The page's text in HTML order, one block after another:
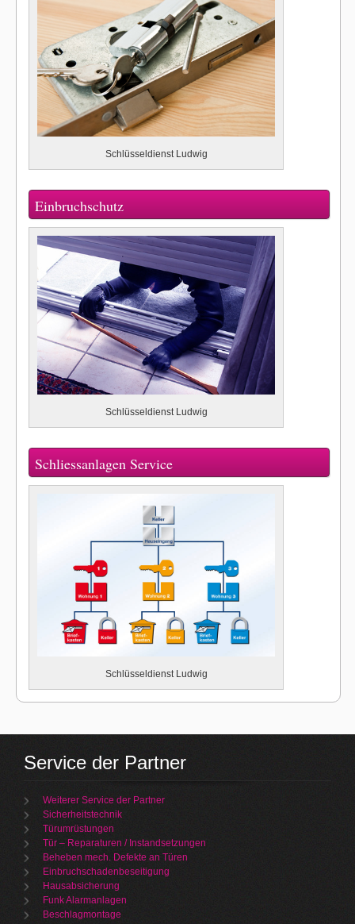
Schlüsseldienst Ludwig
Einbruchschutz
Schlüsseldienst Ludwig
Schliessanlagen Service
Schlüsseldienst Ludwig
Service der Partner
Weiterer Service der Partner
Sicherheitstechnik
Türumrüstungen
Tür – Reparaturen / Instandsetzungen
Beheben mech. Defekte an Türen
Einbruchschadenbeseitigung
Hausabsicherung
Funk Alarmanlagen
Beschlagmontage